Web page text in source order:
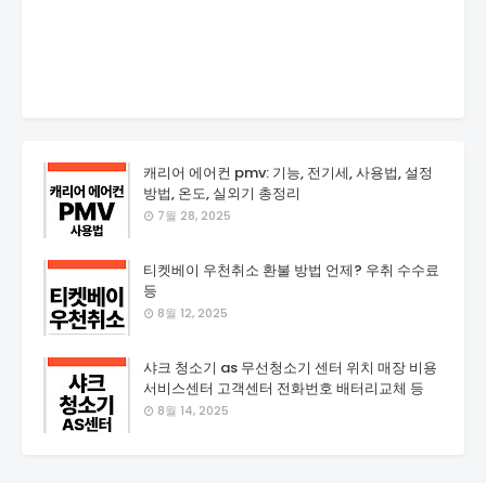
캐리어 에어컨 pmv: 기능, 전기세, 사용법, 설정
방법, 온도, 실외기 총정리
7월 28, 2025
티켓베이 우천취소 환불 방법 언제? 우취 수수료
등
8월 12, 2025
샤크 청소기 as 무선청소기 센터 위치 매장 비용
서비스센터 고객센터 전화번호 배터리교체 등
8월 14, 2025